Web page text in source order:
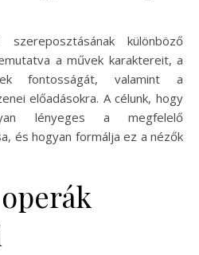
különböző
a művek karaktereit, a
fontosságát, valamint a
előadásokra. A célunk, hogy
lényeges a megfelelő
és hogyan formálja ez a nézők